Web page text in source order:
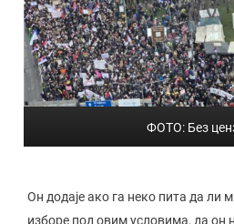
ФОТО: Без
Он додаје ако га неко пита да ли
изборе под овим условима, да он